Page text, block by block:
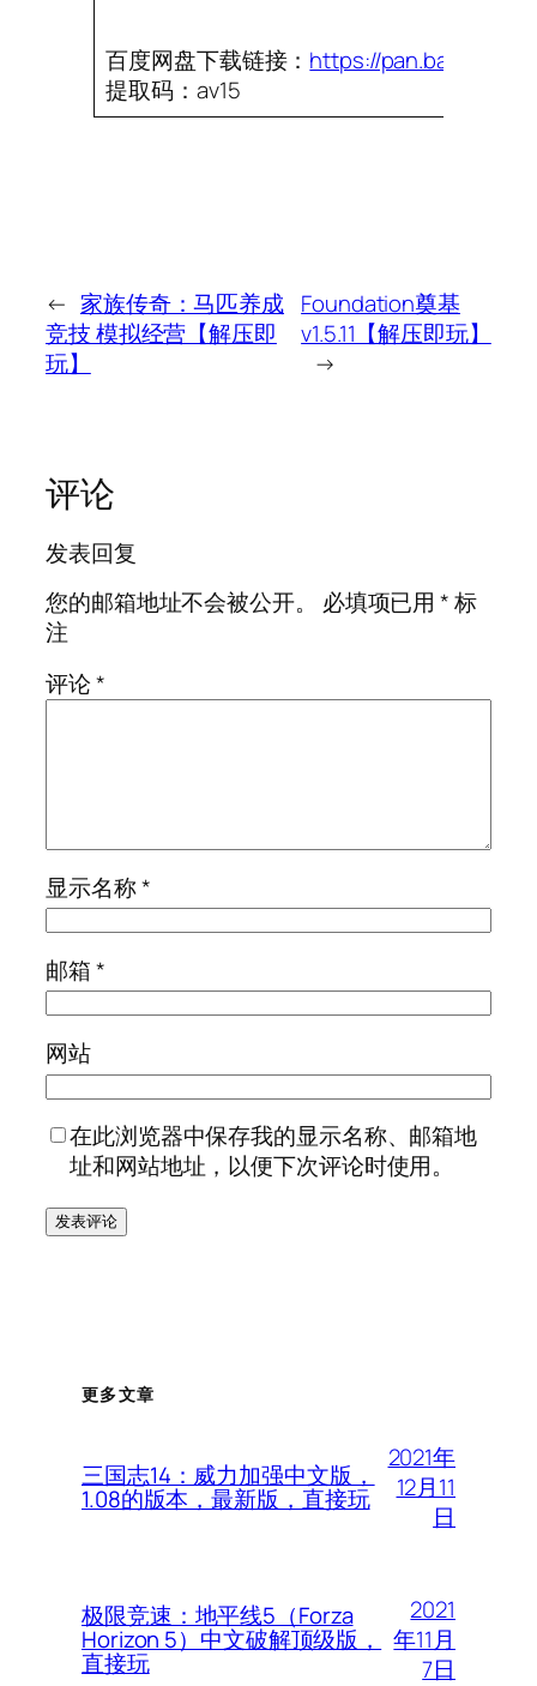
百度网盘下载链接： https://pan.baidu.com/
提取码：av15
← 家族传奇：马匹养成
竞技 模拟经营【解压即
玩】
Foundation奠基
v1.5.11【解压即玩】
→
评论
发表回复
您的邮箱地址不会被公开。
必填项已用*标
注
评论*
显示名称*
邮箱*
网站
在此浏览器中保存我的显示名称、邮箱地
址和网站地址，以便下次评论时使用。
更多文章
三国志14：威力加强中文版，
1.08的版本，最新版，直接玩
2021年
12月11
日
极限竞速：地平线5（Forza
Horizon 5）中文破解顶级版，
直接玩
2021
年11月
7日